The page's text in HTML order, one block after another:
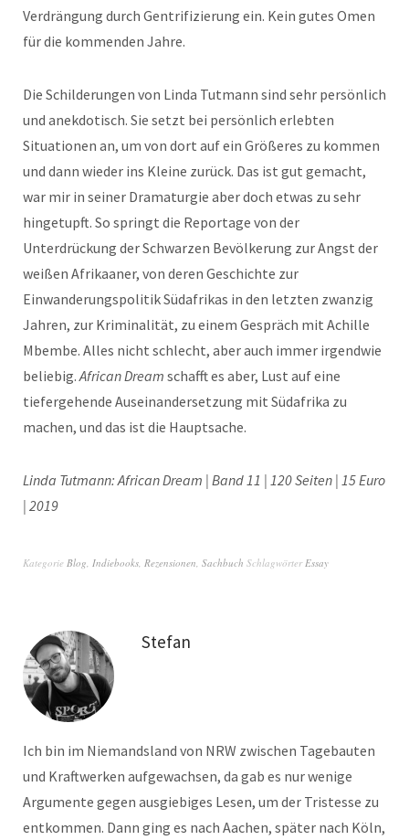
Verdrängung durch Gentrifizierung ein. Kein gutes Omen
für die kommenden Jahre.
Die Schilderungen von Linda Tutmann sind sehr persönlich
und anekdotisch. Sie setzt bei persönlich erlebten
Situationen an, um von dort auf ein Größeres zu kommen
und dann wieder ins Kleine zurück. Das ist gut gemacht,
war mir in seiner Dramaturgie aber doch etwas zu sehr
hingetupft. So springt die Reportage von der
Unterdrückung der Schwarzen Bevölkerung zur Angst der
weißen Afrikaaner, von deren Geschichte zur
Einwanderungspolitik Südafrikas in den letzten zwanzig
Jahren, zur Kriminalität, zu einem Gespräch mit Achille
Mbembe. Alles nicht schlecht, aber auch immer irgendwie
beliebig. African Dream schafft es aber, Lust auf eine
tiefergehende Auseinandersetzung mit Südafrika zu
machen, und das ist die Hauptsache.
Linda Tutmann: African Dream | Band 11 | 120 Seiten | 15 Euro
| 2019
Kategorie Blog Indiebooks Rezensionen Sachbuch Schlagwörter Essay
Stefan
Ich bin im Niemandsland von NRW zwischen Tagebauten
und Kraftwerken aufgewachsen, da gab es nur wenige
Argumente gegen ausgiebiges Lesen, um der Tristesse zu
entkommen. Dann ging es nach Aachen, später nach Köln,